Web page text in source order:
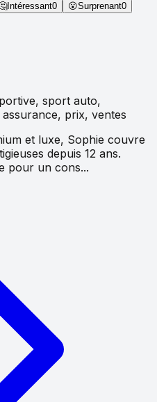
Intéressant0 😮Surprenant0
sport auto,
prix, ventes
et luxe, Sophie couvre
depuis 12 ans.
pour un cons...